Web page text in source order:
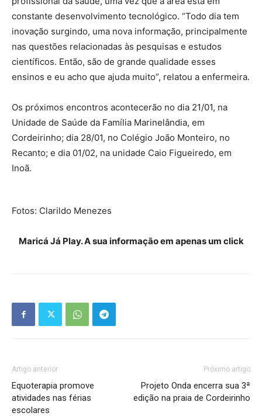
constante desenvolvimento tecnológico. “Todo dia tem
inovação surgindo, uma nova informação, principalmente
nas questões relacionadas às pesquisas e estudos
científicos. Então, são de grande qualidade esses
ensinos e eu acho que ajuda muito”, relatou a enfermeira.
Os próximos encontros acontecerão no dia 21/01, na
Unidade de Saúde da Família Marinelândia, em
Cordeirinho; dia 28/01, no Colégio João Monteiro, no
Recanto; e dia 01/02, na unidade Caio Figueiredo, em
Inoã.
Fotos: Clarildo Menezes
Maricá Já Play. A sua informação em apenas um click
Artigo anterior
Equoterapia promove
atividades nas férias
escolares
Próximo artigo
Projeto Onda encerra sua 3ª
edição na praia de Cordeirinho